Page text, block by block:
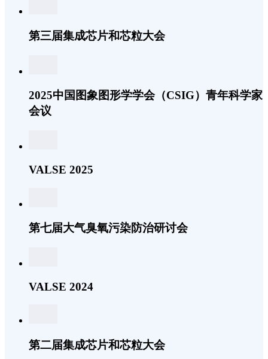
第三届集成芯片和芯粒大会
2025中国图象图形学学会（CSIG）青年科学家
会议
VALSE 2025
第七届大气臭氧污染防治研讨会
VALSE 2024
第二届集成芯片和芯粒大会